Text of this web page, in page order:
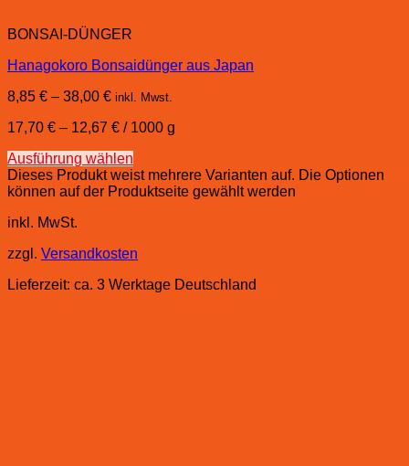
BONSAI-DÜNGER
Hanagokoro Bonsaidünger aus Japan
8,85 € – 38,00 € inkl. Mwst.
17,70 € – 12,67 € / 1000 g
Ausführung wählen
Dieses Produkt weist mehrere Varianten auf. Die Optionen
können auf der Produktseite gewählt werden
inkl. MwSt.
zzgl. Versandkosten
Lieferzeit: ca. 3 Werktage Deutschland